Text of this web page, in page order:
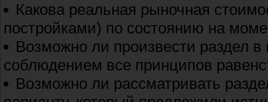
Какова реальная рыночная
постройками) по состоянию на
Возможно ли произвести раздел
соблюдением все принципов
Возможно ли рассматривать